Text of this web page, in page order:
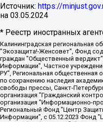
Источник: https://
на 03.05.2024
* Реестр иностранных
Калининградская региональная общественная организация "Экозащита!-Женсовет", Фонд содействия защите прав и свобод граждан "Общественный вердикт", Фонд "Институт Развития Свободы Информации", Частное учреждение "Информационное агентство МЕМО. РУ", Региональная общественная организация "Общественная комиссия по сохранению наследия академика Сахарова", Фонд поддержки свободы прессы, Санкт-Петербургская общественная правозащитная организация "Гражданский контроль", Межрегиональная общественная организация "Информационно-просветительский центр "Мемориал", Региональный Фонд "Центр Защиты Прав Средств Массовой Информации", с 05.12.2023 Фонд "Центр Защиты Прав Средств массовой информации", Региональная общественная благотворительная организация помощи беженцам и мигрантам "Гражданское содействие", Негосударственное образовательное учреждение дополнительного профессионального образования (повышение квалификации) специалистов "АКАДЕМИЯ ПО ПРАВАМ ЧЕЛОВЕКА", Свердловская региональная общественная организация "Сутяжник", Автономная некоммерческая организация "Центр независимых социологических исследований", Союз общественных объединений "Российский исследовательский центр по правам человека", Региональное общественное учреждение научно-информационный центр "МЕМОРИАЛ", Некоммерческая организация "Фонд защиты гласности", Автономная некоммерческая организация "Институт прав человека", Городская общественная организация "Екатеринбургское общество "МЕМОРИАЛ", Городская общественная организация "Рязанское историко-просветительское и правозащитное общество "Мемориал" (Рязанский Мемориал), Челябинский региональный орган общественной самодеятельности – женское общественное объединение "Женщины Евразии", Челябинский региональный орган общественной самодеятельности "Уральская правозащитная группа", Фонд содействия защите здоровья и социальной справедливости имени Андрея Рылькова, Автономная Некоммерческая Организация "Аналитический Центр Юрия Левады", Автономная некоммерческая организация социальной поддержки населения "Проект Апрель", Региональная общественная организация помощи женщинам и детям, находящимся в кризисной ситуации "Информационно-методический центр "Анна", Фонд содействия развитию массовых коммуникаций и правовому просвещению "Так-так-Так", Фонд содействия устойчивому развитию "Серебряная тайга", Свердловский региональный общественный фонд социальных проектов "Новое время", "Idel.Реалии", Кавказ.Реалии, Крым.Реалии, Телеканал Настоящее Время, Татаро-башкирская служба Радио Свобода (Azatliq Radiosi), Радио Свободная Европа/Радио Свобода (PCE/PC), "Сибирь.Реалии", "Фактограф", Благотворительный фонд помощи осужденным и их семьям, Автономная некоммерческая организация "Институт глобализации и социальных движений", Фонд "В защиту прав заключенных", Частное учреждение "Центр поддержки и содействия развитию средств массовой информации", Пензенский региональный общественный благотворительный фонд "Гражданский союз", "Север.Реалии", Некоммерческая организация Фонд "Правовая инициатива", Общество с ограниченной ответственностью "Радио Свободная Европа/Радио Свобода", Чешское информационное агентство "MEDIUM-ORIENT", Красноярская региональная общественная организация "Мы против СПИДа", Камалягин Денис Николаевич, Маркелов Сергей Евгеньевич, Пономарев Лев Александрович, Савицкая Людмила Алексеевна, Автономная некоммерческая организация "Центр по работе с проблемой насилия "НАСИЛИЮ.НЕТ", Межрегиональный профессиональный союз работников здравоохранения "Альянс врачей", Юридическое лицо, зарегистрированное в Латвийской Республике, SIA "Medusa Project" (регистрационный номер 40103797863, дата регистрации 10.06.2014), Некоммерческая организация "Фонд по борьбе с коррупцией", Автономная некоммерческая организация "Институт права и публичной политики", Баданин Роман Сергеевич, Гликин Максим Александрович, Железнова Мария Михайловна, Лукьянова Юлия Сергеевна, Маетная Елизавета Витальевна, Маняхин Петр Борисович, Чуракова Ольга Владимировна, Ярош Юлия Петровна, Юридическое лицо "The Insider SIA", зарегистрированное в Риге, Латвийская Республика (дата регистрации 26.06.2015), являющееся администратором доменного имени интернет-издания "The Insider SIA", https://theins.ru, Постернак Алексей Евгеньевич, Рубин Михаил Аркадьевич, Анин Роман Александрович, Юридическое лицо Istories fonds, зарегистрированное в Латвийской Республике (регистрационный номер 50008295751, дата регистрации 24.02.2020), Великовский Дмитрий Александрович, Долинина Ирина Николаевна, Мароховская Алеся Алексеевна, Шлейнов Роман Юрьевич, Шмагун Олеся Валентиновна, Общество с ограниченной ответственностью "Альтаир 2021", Общество с ограниченной ответственностью "Вега 2021", Общество с ограниченной ответственностью "Главный редактор 2021", Общество с ограниченной ответственностью "Ромашки монолит", Важенков Артем Валерьевич, Ивановская областная общественная организация "Центр гендерных исследований", Гурман Юрий Альбертович, Медиапроект "ОВД-Инфо", Егоров Владимир Владимирович, Жилинский Владимир Александрович, Общество с ограниченной ответственностью "ЗП", Иванова София Юрьевна, Карезина Инна Павловна, Кильтау Екатерина Викторовна, Петров Алексей Викторович, Пискунов Сергей Евгеньевич, Смирнов Сергей Сергеевич, Тихонов Михаил Сергеевич, Общество с ограниченной ответственностью "ЖУРНАЛИСТ-ИНОСТРАННЫЙ АГЕНТ", Арапова Галина Юрьевна, Вольтская Татьяна Анатольевна, Американская компания "Mason G.E.S. Anonymous Foundation" (США), являющаяся владельцем интернет-издания https://mnews.world/, Компания "Stichting Bellingcat", зарегистрированная в Нидерландах (дата регистрации 11.07.2018), Захаров Андрей Вячеславович, Клепиковская